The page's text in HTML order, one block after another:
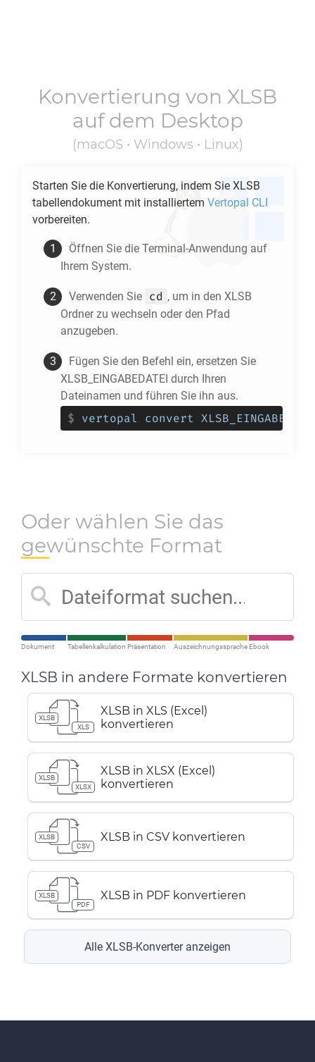
Konvertierung von XLSB
auf dem Desktop
(macOS • Windows • Linux)
Starten Sie die Konvertierung, indem Sie XLSB
tabellendokument mit installiertem Vertopal CLI
vorbereiten.
Öffnen Sie die Terminal-Anwendung auf
Ihrem System.
Verwenden Sie cd , um in den XLSB
Ordner zu wechseln oder den Pfad
anzugeben.
Fügen Sie den Befehl ein, ersetzen Sie
XLSB_EINGABEDATEI durch Ihren
Dateinamen und führen Sie ihn aus.
$ vertopal convert
Oder wählen Sie das
gewünschte Format
Dokument Tabellenkalkulation Präsentation Auszeichnungssprache Ebook
XLSB in andere Formate konvertieren
XLSB
XLS
XLSB in XLS (Excel)
konvertieren
XLSB
XLSX
XLSB in XLSX (Excel)
konvertieren
XLSB
CSV
XLSB in CSV konvertieren
XLSB
PDF
XLSB in PDF konvertieren
Alle XLSB-Konverter anzeigen